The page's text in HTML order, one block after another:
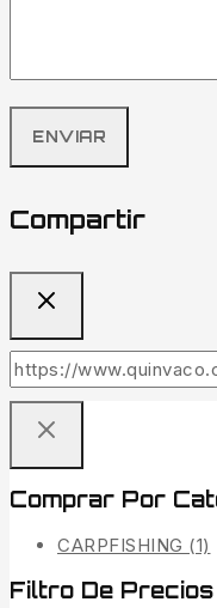
Compartir
Comprar Por
CARPFISHING (1)
Filtro De Precios